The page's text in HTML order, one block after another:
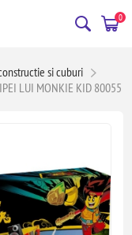
0
si cuburi
LUI MONKIE KID 80055